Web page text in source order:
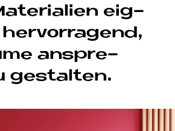
eig­
an­spre­
ge­stal­ten.